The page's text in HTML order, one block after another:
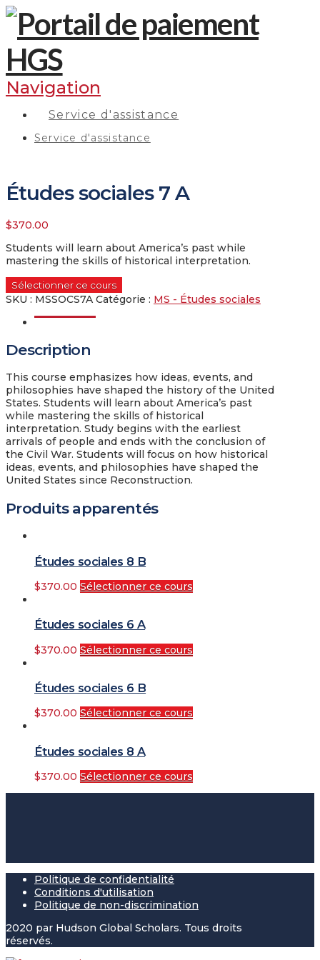
Navigation
Service d'assistance
Service d'assistance
Études sociales 7 A
$370.00
Students will learn about America’s past while
mastering the skills of historical interpretation.
Sélectionner ce cours
SKU : MSSOCS7A Catégorie : MS - Études sociales
Description
Description
This course emphasizes how ideas, events, and
philosophies have shaped the history of the United
States. Students will learn about America’s past
while mastering the skills of historical
interpretation. Study begins with the earliest
arrivals of people and ends with the conclusion of
the Civil War. Students will focus on how historical
ideas, events, and philosophies have shaped the
United States since Reconstruction.
Produits apparentés
Études sociales 8 B
$370.00 Sélectionner ce cours
Études sociales 6 A
$370.00 Sélectionner ce cours
Études sociales 6 B
$370.00 Sélectionner ce cours
Études sociales 8 A
$370.00 Sélectionner ce cours
Politique de confidentialité
Conditions d'utilisation
Politique de non-discrimination
2020 par Hudson Global Scholars. Tous droits
réservés.